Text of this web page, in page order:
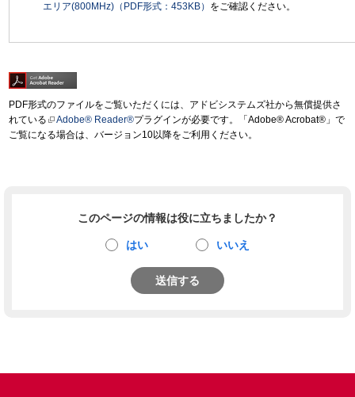
エリア(800MHz)（PDF形式：453KB） をご確認ください。
PDF形式のファイルをご覧いただくには、アドビシステムズ社から無償提供さ
れている
Adobe® Reader®プラグインが必要です。「Adobe® Acrobat®」で
ご覧になる場合は、バージョン10以降をご利用ください。
このページの情報は役に立ちましたか？
はい いいえ
送信する